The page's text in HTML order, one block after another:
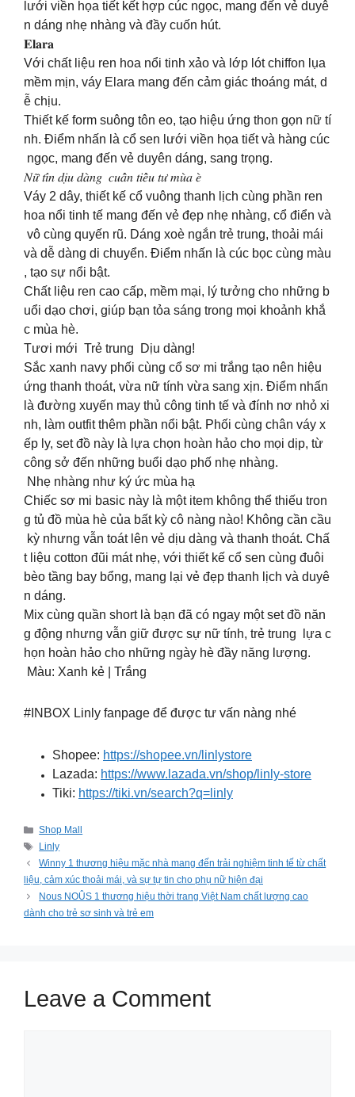
lưới viền họa tiết kết hợp cúc ngọc, mang đến vẻ duyê
n dáng nhẹ nhàng và đầy cuốn hút.
𝐄𝐥𝐚𝐫𝐚
Với chất liệu ren hoa nổi tinh xảo và lớp lót chiffon lụa
mềm mịn, váy Elara mang đến cảm giác thoáng mát, d
ễ chịu.
Thiết kế form suông tôn eo, tạo hiệu ứng thon gọn nữ tí
nh. Điểm nhấn là cổ sen lưới viền họa tiết và hàng cúc
ngọc, mang đến vẻ duyên dáng, sang trọng.
𝑁𝑢̛̃ 𝑡𝑖́𝑛 𝑑𝑖̣𝑢 𝑑𝑎̀𝑛𝑔 𝑐𝑢𝑎̂̉𝑛 𝑡𝑖𝑒̂̉𝑢 𝑡𝑢̛ 𝑚𝑢̀𝑎 𝑒̀
Váy 2 dây, thiết kế cổ vuông thanh lịch cùng phần ren
hoa nổi tinh tế mang đến vẻ đẹp nhẹ nhàng, cổ điển và
vô cùng quyến rũ. Dáng xoè ngắn trẻ trung, thoải mái
và dễ dàng di chuyển. Điểm nhấn là cúc bọc cùng màu
, tạo sự nổi bật.
Chất liệu ren cao cấp, mềm mại, lý tưởng cho những b
uổi dạo chơi, giúp bạn tỏa sáng trong mọi khoảnh khắ
c mùa hè.
Tươi mới Trẻ trung Dịu dàng!
Sắc xanh navy phối cùng cổ sơ mi trắng tạo nên hiệu
ứng thanh thoát, vừa nữ tính vừa sang xịn. Điểm nhấn
là đường xuyến may thủ công tinh tế và đính nơ nhỏ xi
nh, làm outfit thêm phần nổi bật. Phối cùng chân váy x
ếp ly, set đồ này là lựa chọn hoàn hảo cho mọi dịp, từ
công sở đến những buổi dạo phố nhẹ nhàng.
Nhẹ nhàng như ký ức mùa hạ
Chiếc sơ mi basic này là một item không thể thiếu tron
g tủ đồ mùa hè của bất kỳ cô nàng nào! Không cần cầu
kỳ nhưng vẫn toát lên vẻ dịu dàng và thanh thoát. Chấ
t liệu cotton đũi mát nhẹ, với thiết kế cổ sen cùng đuôi
bèo tầng bay bổng, mang lại vẻ đẹp thanh lịch và duyê
n dáng.
Mix cùng quần short là bạn đã có ngay một set đồ năn
g động nhưng vẫn giữ được sự nữ tính, trẻ trung lựa c
họn hoàn hảo cho những ngày hè đầy năng lượng.
Màu: Xanh kẻ | Trắng
#INBOX Linly fanpage để được tư vấn nàng nhé ️
Shopee: https://shopee.vn/linlystore
Lazada: https://www.lazada.vn/shop/linly-store
Tiki: https://tiki.vn/search?q=linly
Categories
Shop Mall
Tags
Linly
Winny 1 thương hiệu mặc nhà mang đến trải nghiệm tinh tế từ chất
liệu, cảm xúc thoải mái, và sự tự tin cho phụ nữ hiện đại
Nous NOÛS 1 thương hiệu thời trang Việt Nam chất lượng cao
dành cho trẻ sơ sinh và trẻ em
Leave a Comment